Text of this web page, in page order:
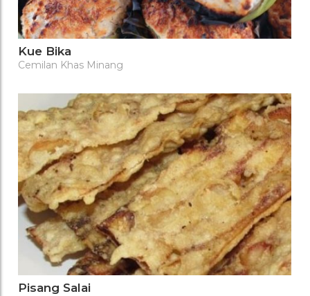
Kue Bika
Cemilan Khas Minang
Pisang Salai